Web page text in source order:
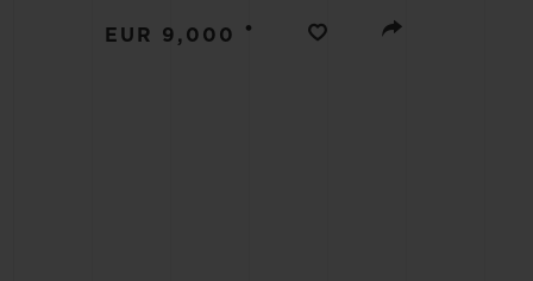
EUR 9,000 • BIG BANG